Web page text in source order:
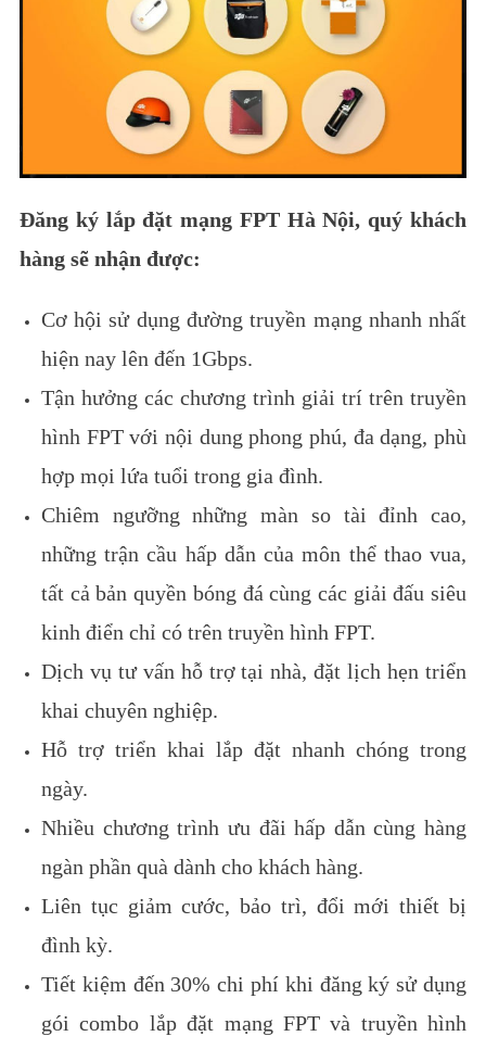
Đăng ký lắp đặt mạng FPT Hà Nội, quý khách
hàng sẽ nhận được:
Cơ hội sử dụng đường truyền mạng nhanh nhất
hiện nay lên đến 1Gbps.
Tận hưởng các chương trình giải trí trên truyền
hình FPT với nội dung phong phú, đa dạng, phù
hợp mọi lứa tuổi trong gia đình.
Chiêm ngưỡng những màn so tài đỉnh cao,
những trận cầu hấp dẫn của môn thể thao vua,
tất cả bản quyền bóng đá cùng các giải đấu siêu
kinh điển chỉ có trên truyền hình FPT.
Dịch vụ tư vấn hỗ trợ tại nhà, đặt lịch hẹn triển
khai chuyên nghiệp.
Hỗ trợ triển khai lắp đặt nhanh chóng trong
ngày.
Nhiều chương trình ưu đãi hấp dẫn cùng hàng
ngàn phần quà dành cho khách hàng.
Liên tục giảm cước, bảo trì, đổi mới thiết bị
đình kỳ.
Tiết kiệm đến 30% chi phí khi đăng ký sử dụng
gói combo lắp đặt mạng FPT và truyền hình